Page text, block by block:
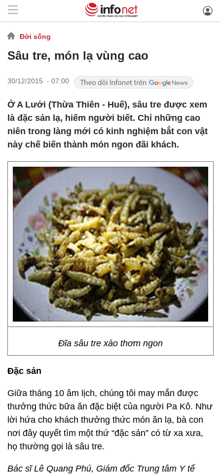
Đời sống
Sâu tre, món lạ vùng cao
30/12/2015 - 07:00
Ở A Lưới (Thừa Thiên - Huế), sâu tre được xem
là đặc sản lạ, hiếm người biết. Chỉ những cao
niên trong làng mới có kinh nghiệm bắt con vật
này chế biến thành món ngon đãi khách.
Đĩa sâu tre xào thơm ngon
Đặc sản
Giữa tháng 10 âm lịch, chúng tôi may mắn được
thưởng thức bữa ăn đặc biệt của người Pa Kô. Như
lời hứa cho khách thưởng thức món ăn lạ, bà con
nơi đây quyết tìm một thứ “đặc sản” có từ xa xưa,
họ thường gọi là sâu tre.
Bác sĩ Lê Quang Phú, Giám đốc Trung tâm Y tế